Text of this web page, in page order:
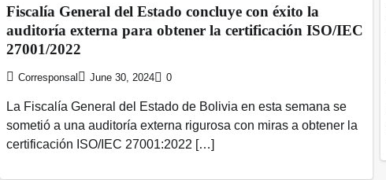
Fiscalía General del Estado concluye con éxito la
auditoría externa para obtener la certificación ISO/IEC
27001/2022
Corresponsal June 30, 2024 0
La Fiscalía General del Estado de Bolivia en esta semana se
sometió a una auditoría externa rigurosa con miras a obtener la
certificación ISO/IEC 27001:2022 […]